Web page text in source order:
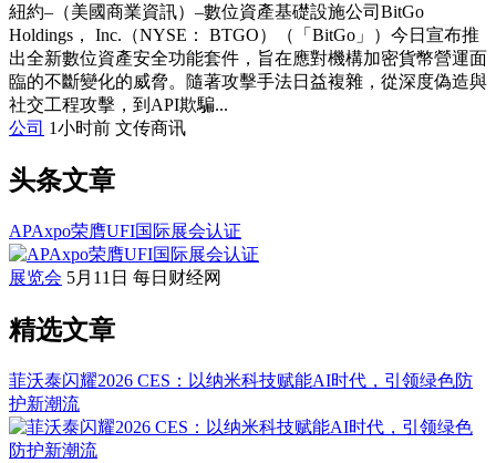
紐約–（美國商業資訊）–數位資產基礎設施公司BitGo
Holdings， Inc.（NYSE： BTGO）（「BitGo」）今日宣布推
出全新數位資產安全功能套件，旨在應對機構加密貨幣營運面
臨的不斷變化的威脅。隨著攻擊手法日益複雜，從深度偽造與
社交工程攻擊，到API欺騙...
公司 1小时前 文传商讯
头条文章
APAxpo荣膺UFI国际展会认证
展览会 5月11日 每日财经网
精选文章
菲沃泰闪耀2026 CES：以纳米科技赋能AI时代，引领绿色防
护新潮流